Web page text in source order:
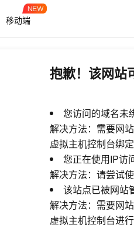
移动端
抱歉！该网站
您访问的域名未
解决方法：需要网
虚拟主机控制台绑定
您正在使用IP访
解决方法：请尝试
该站点已被网站
解决方法：需要网
虚拟主机控制台进行